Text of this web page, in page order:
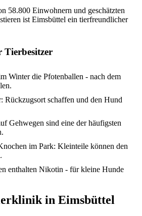
58.800 Einwohnern und geschätzten
ist Eimsbüttel ein tierfreundlicher
Winter die Pfotenballen - nach dem
Rückzugsort schaffen und den Hund
Gehwegen sind eine der häufigsten
im Park: Kleinteile können den
enthalten Nikotin - für kleine Hunde
in Eimsbüttel